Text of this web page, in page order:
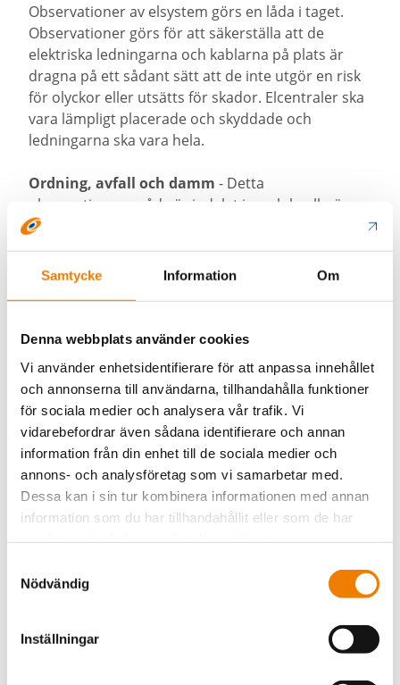
Samtycke Information Om
Denna webbplats använder cookies
Vi använder enhetsidentifierare för att anpassa innehållet
och annonserna till användarna, tillhandahålla funktioner
för sociala medier och analysera vår trafik. Vi
vidarebefordrar även sådana identifierare och annan
information från din enhet till de sociala medier och
annons- och analysföretag som vi samarbetar med.
Dessa kan i sin tur kombinera informationen med annan
information som du har tillhandahållit eller som de har
Nödvändig
Inställningar
Observationer av elsystem görs en låda i taget.
Observationer görs för att säkerställa att de
elektriska ledningarna och kablarna på plats är
dragna på ett sådant sätt att de inte utgör en risk
för olyckor eller utsätts för skador. Elcentraler ska
vara lämpligt placerade och skyddade och
ledningarna ska vara hela.
Ordning, avfall och damm - Detta
observationsområde är indelat i a och b, allmän
ordning på platsen och avfallshantering samt
damm på platsen. Bedömningen av ordning och
reda görs per ruta och en observation görs för
varje ruta. Ordningen på platsen måste medge
minsta skräp eller avfall som utgör en olycksrisk
Personalutrymmen, förrådscontainrar och
avfallscontainrar observeras också.
Dammigheten bedöms visuellt och även i
rutnätsskala. Om det finns tydligt synligt damm vid
observationspunkten som inte är en del av
arbetsprocessen.
Läs också om säkerhetssamordnarens roll för
att upprätthålla och utveckla säkerheten på
byggarbetsplatsen
Det praktiska genomförandet av TR-mätningen